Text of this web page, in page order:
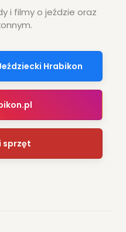
i filmy o jeździe oraz
Hrabikon
sprzęt